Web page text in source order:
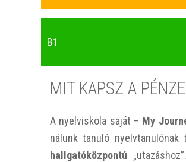
B1
MIT KAPSZ A
A nyelviskola saját – My
nálunk tanuló
hallgatóközpontú